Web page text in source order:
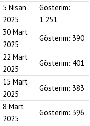
5 Nisan
2025
Gösterim:
1.251
30 Mart
2025
Gösterim: 390
22 Mart
2025
Gösterim: 401
15 Mart
2025
Gösterim: 383
8 Mart
2025
Gösterim: 396